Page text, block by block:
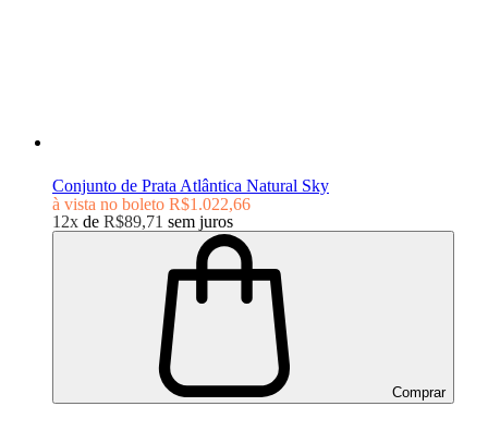
Conjunto de Prata Atlântica Natural Sky
à vista no boleto R$1.022,66
12x de R$89,71 sem juros
Comprar